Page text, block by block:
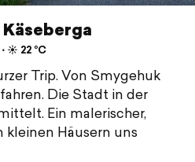
☀️ 22 °C
Trip. Von Smygehuk
Die Stadt in der
Ein malerischer,
kleinen Häusern uns